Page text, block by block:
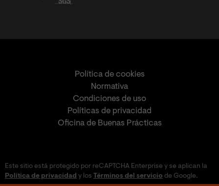
Política de cookies
Normativa
Condiciones de uso
Políticas de privacidad
Oficina de Buenas Prácticas
Este sitio está protegido por reCAPTCHA Enterprise y se aplican la
Política de privacidad y los Términos del servicio de Google.